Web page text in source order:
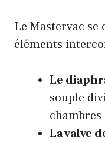
Le Mastervac se
éléments
Le
souple
chambres
La valve